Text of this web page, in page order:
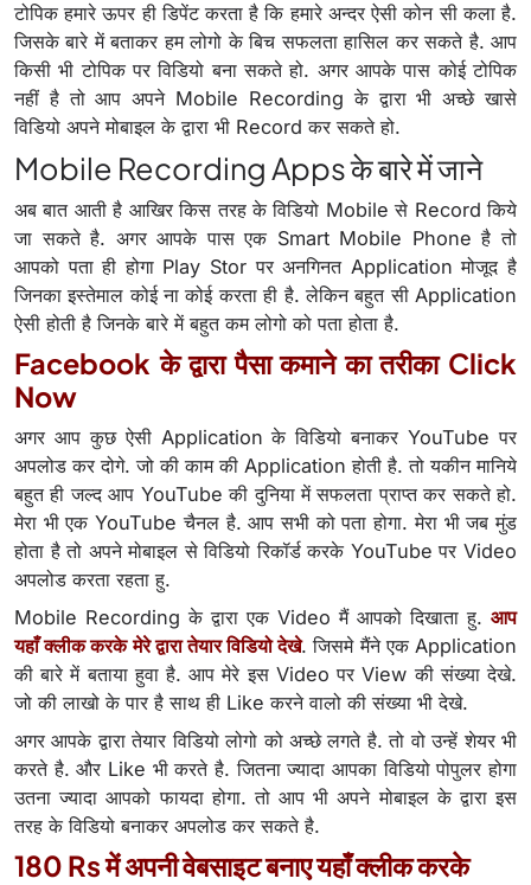
टोपिक हमारे ऊपर ही डिपेंट करता है कि हमारे अन्दर ऐसी कोन सी कला है.
जिसके बारे में बताकर हम लोगो के बिच सफलता हासिल कर सकते है. आप
किसी भी टोपिक पर विडियो बना सकते हो. अगर आपके पास कोई टोपिक
नहीं है तो आप अपने Mobile Recording के द्वारा भी अच्छे खासे
विडियो अपने मोबाइल के द्वारा भी Record कर सकते हो.
Mobile Recording Apps के बारे में जाने
अब बात आती है आखिर किस तरह के विडियो Mobile से Record किये
जा सकते है. अगर आपके पास एक Smart Mobile Phone है तो
आपको पता ही होगा Play Stor पर अनगिनत Application मोजूद है
जिनका इस्तेमाल कोई ना कोई करता ही है. लेकिन बहुत सी Application
ऐसी होती है जिनके बारे में बहुत कम लोगो को पता होता है.
Facebook के द्वारा पैसा कमाने का तरीका Click
Now
अगर आप कुछ ऐसी Application के विडियो बनाकर YouTube पर
अपलोड कर दोगे. जो की काम की Application होती है. तो यकीन मानिये
बहुत ही जल्द आप YouTube की दुनिया में सफलता प्राप्त कर सकते हो.
मेरा भी एक YouTube चैनल है. आप सभी को पता होगा. मेरा भी जब मुंड
होता है तो अपने मोबाइल से विडियो रिकॉर्ड करके YouTube पर Video
अपलोड करता रहता हु.
Mobile Recording के द्वारा एक Video मैं आपको दिखाता हु. आप
यहाँ क्लीक करके मेरे द्वारा तेयार विडियो देखे. जिसमे मैंने एक Application
की बारे में बताया हुवा है. आप मेरे इस Video पर View की संख्या देखे.
जो की लाखो के पार है साथ ही Like करने वालो की संख्या भी देखे.
अगर आपके द्वारा तेयार विडियो लोगो को अच्छे लगते है. तो वो उन्हें शेयर भी
करते है. और Like भी करते है. जितना ज्यादा आपका विडियो पोपुलर होगा
उतना ज्यादा आपको फायदा होगा. तो आप भी अपने मोबाइल के द्वारा इस
तरह के विडियो बनाकर अपलोड कर सकते है.
180 Rs में अपनी वेबसाइट बनाए यहाँ क्लीक करके